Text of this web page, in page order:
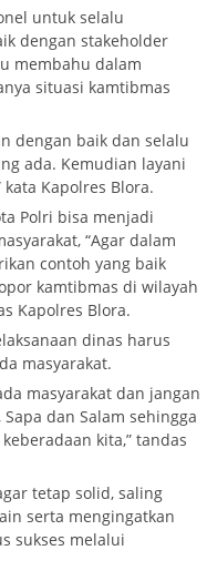
untuk selalu
dengan stakeholder
membahu dalam
situasi kamtibmas
dengan baik dan selalu
ada. Kemudian layani
Kapolres Blora.
Polri bisa menjadi
“Agar dalam
contoh yang baik
kamtibmas di wilayah
Kapolres Blora.
dinas harus
masyarakat.
masyarakat dan jangan
dan Salam sehingga
kita,” tandas
tetap solid, saling
serta mengingatkan
sukses melalui